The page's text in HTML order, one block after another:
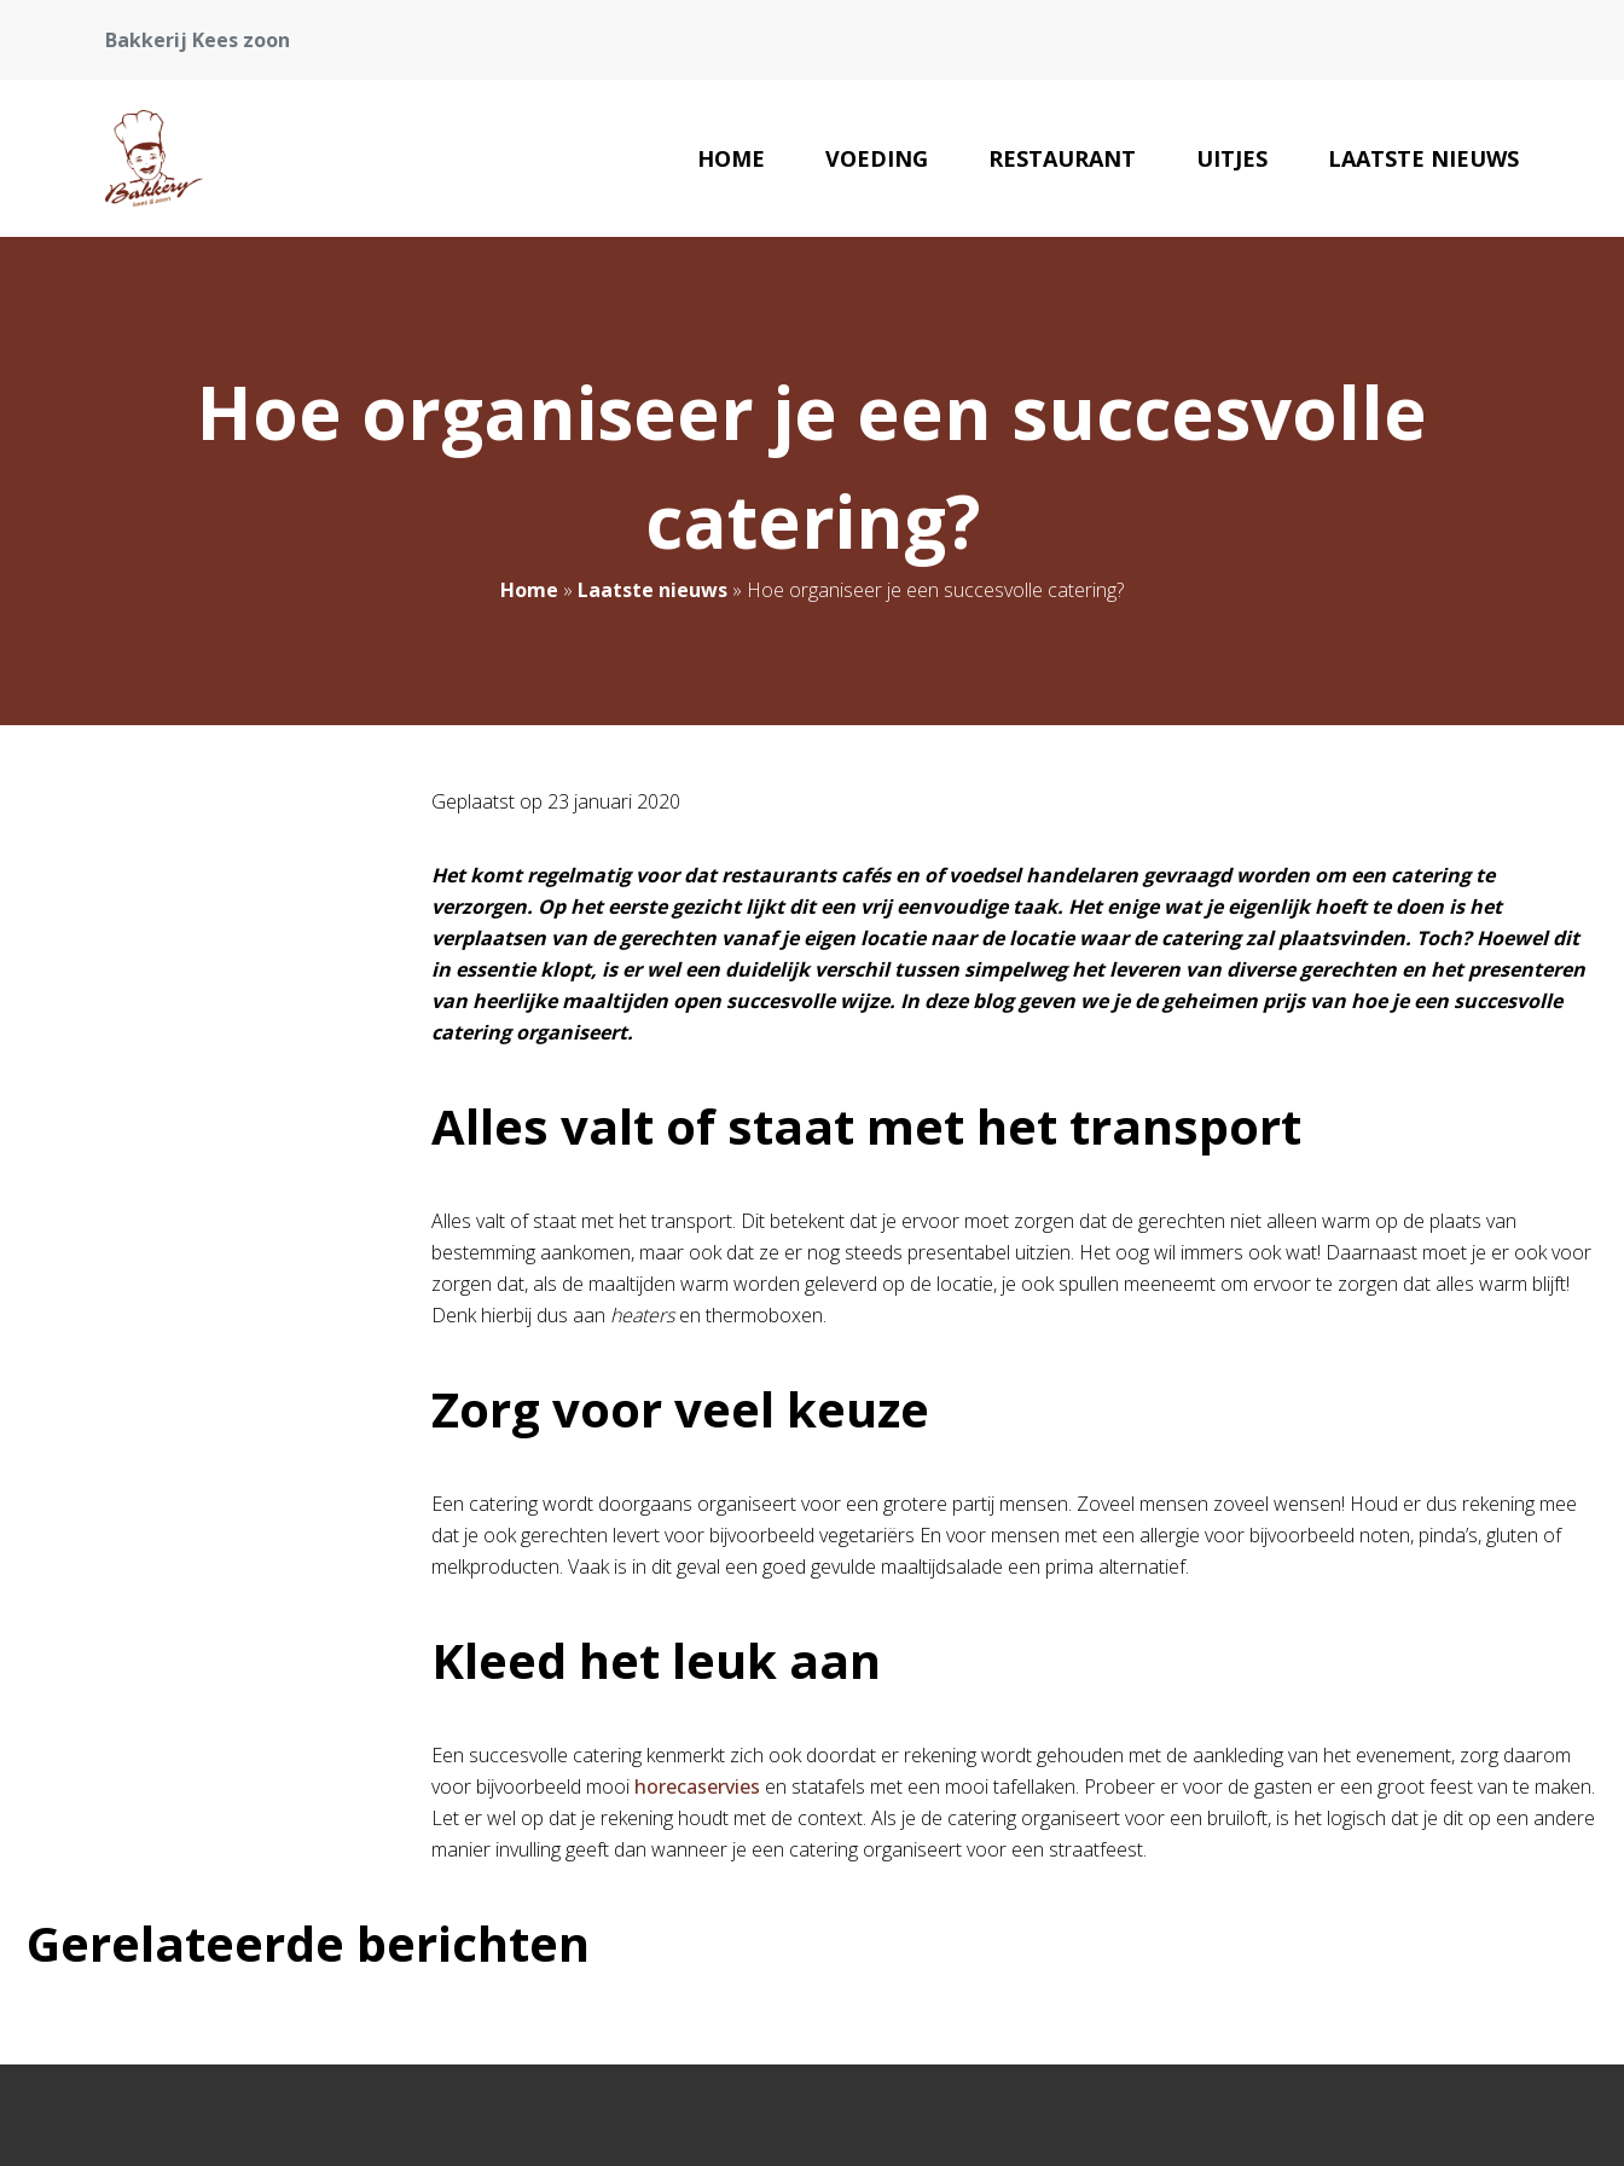
Bakkerij Kees zoon
HOME VOEDING RESTAURANT UITJES LAATSTE NIEUWS
Hoe organiseer je een succesvolle
catering?
Home » Laatste nieuws » Hoe organiseer je een succesvolle catering?
Geplaatst op 23 januari 2020
Het komt regelmatig voor dat restaurants cafés en of voedsel handelaren gevraagd worden om een catering te
verzorgen. Op het eerste gezicht lijkt dit een vrij eenvoudige taak. Het enige wat je eigenlijk hoeft te doen is het
verplaatsen van de gerechten vanaf je eigen locatie naar de locatie waar de catering zal plaatsvinden. Toch? Hoewel dit
in essentie klopt, is er wel een duidelijk verschil tussen simpelweg het leveren van diverse gerechten en het presenteren
van heerlijke maaltijden open succesvolle wijze. In deze blog geven we je de geheimen prijs van hoe je een succesvolle
catering organiseert.
Alles valt of staat met het transport
Alles valt of staat met het transport. Dit betekent dat je ervoor moet zorgen dat de gerechten niet alleen warm op de plaats van
bestemming aankomen, maar ook dat ze er nog steeds presentabel uitzien. Het oog wil immers ook wat! Daarnaast moet je er ook voor
zorgen dat, als de maaltijden warm worden geleverd op de locatie, je ook spullen meeneemt om ervoor te zorgen dat alles warm blijft!
Denk hierbij dus aan heatersen thermoboxen.
Zorg voor veel keuze
Een catering wordt doorgaans organiseert voor een grotere partij mensen. Zoveel mensen zoveel wensen! Houd er dus rekening mee
dat je ook gerechten levert voor bijvoorbeeld vegetariërs En voor mensen met een allergie voor bijvoorbeeld noten, pinda’s, gluten of
melkproducten. Vaak is in dit geval een goed gevulde maaltijdsalade een prima alternatief.
Kleed het leuk aan
Een succesvolle catering kenmerkt zich ook doordat er rekening wordt gehouden met de aankleding van het evenement, zorg daarom
voor bijvoorbeeld mooi horecaservies en statafels met een mooi tafellaken. Probeer er voor de gasten er een groot feest van te maken.
Let er wel op dat je rekening houdt met de context. Als je de catering organiseert voor een bruiloft, is het logisch dat je dit op een andere
manier invulling geeft dan wanneer je een catering organiseert voor een straatfeest.
Gerelateerde berichten